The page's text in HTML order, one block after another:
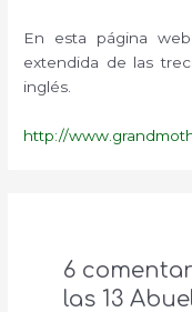
En esta página
extendida de las
inglés.
http://
6
las 13